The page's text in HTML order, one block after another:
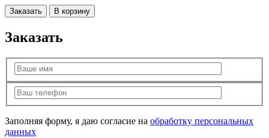
Заказать В корзину
Заказать
Заполняя форму, я даю согласие на обработку персональных
данных